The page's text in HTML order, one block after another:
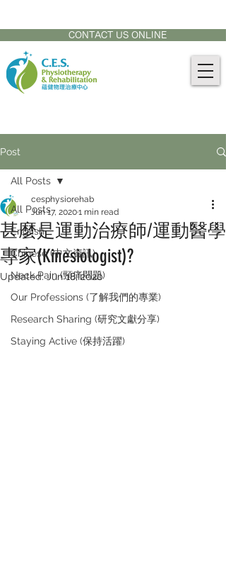
CONTACT US ONLINE
Post
All Posts
English
Chinese (中文資訊)
Neck Pain (頸痛問題)
Our Professions (了解我們的專業)
Research Sharing (研究文獻分享)
Staying Active (保持活躍)
All Posts
甚麼是運動治療師/運動醫學
專家(Kinesiologist)?
cesphysiorehab
Jun 17, 20201 min read
Updated:Jun 18, 2020